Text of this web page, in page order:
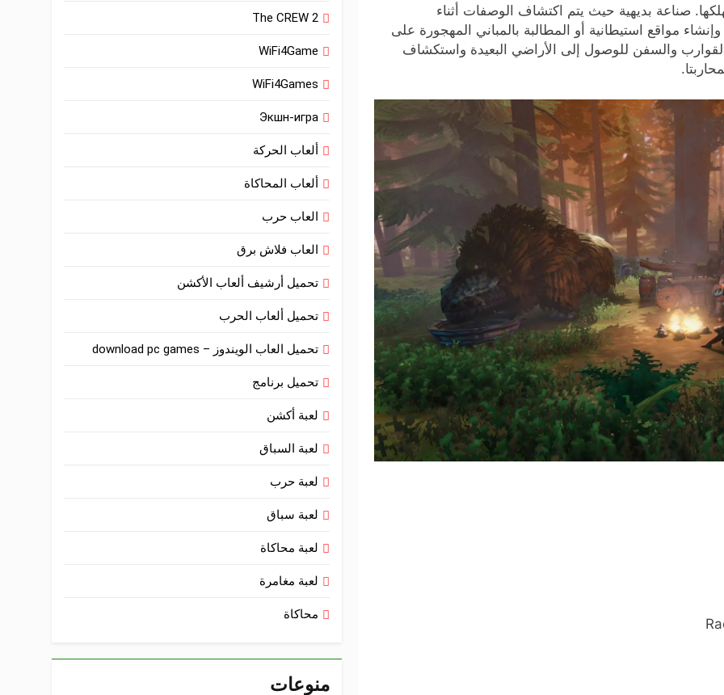
صناعة بديهية حيث يتم اكتشاف الوصفات أثناء
مواقع استيطانية أو المطالبة بالمباني المهجورة على
والسفن للوصول إلى الأراضي البعيدة واستكشاف
The CREW 2
WiFi4Game
WiFi4Games
Экшн-игра
ألعاب الحركة
ألعاب المحاكاة
العاب حرب
العاب فلاش برق
تحميل أرشيف ألعاب الأكشن
تحميل ألعاب الحرب
تحميل العاب الويندوز – download pc games
تحميل برنامج
لعبة أكشن
لعبة السباق
لعبة حرب
لعبة سباق
لعبة محاكاة
لعبة مغامرة
محاكاة
منوعات